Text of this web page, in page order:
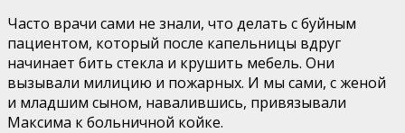
Часто врачи сами не знали, что делать с буйным
пациентом, который после капельницы вдруг
начинает бить стекла и крушить мебель. Они
вызывали милицию и пожарных. И мы сами, с женой
и младшим сыном, навалившись, привязывали
Максима к больничной койке.